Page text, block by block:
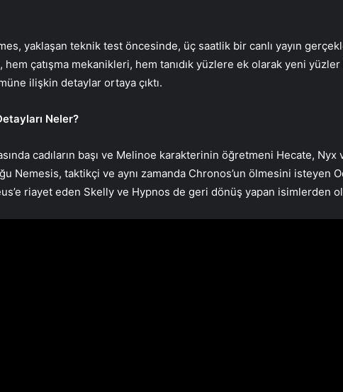
yaklaşan teknik test öncesinde, üç saatlik bir canlı yayın
hem çatışma mekanikleri, hem tanıdık yüzlere ek olarak yeni
ilişkin detaylar ortaya çıktı.
Neler?
cadıların başı ve Melinoe karakterinin öğretmeni Hecate, Nyx
Nemesis, taktikçi ve aynı zamanda Chronos’un ölmesini isteyen
riayet eden Skelly ve Hypnos de geri dönüş yapan isimlerden